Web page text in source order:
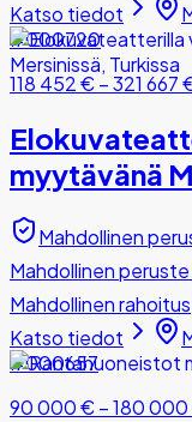
Katso tiedot
#000720
118 452 €–321 667
myytävänä
Mahdollinen
Mahdollinen
Mahdollinen rahoitus
Katso tiedot
#000657
90 000 €–180